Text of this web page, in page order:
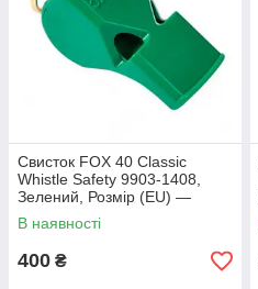
Свисток FOX 40 Classic
Whistle Safety 9903-1408,
Зелений, Розмір (EU) —
1SIZE
В наявності
400 ₴